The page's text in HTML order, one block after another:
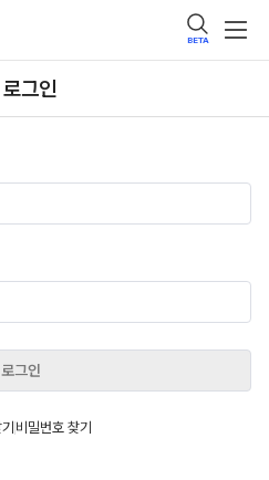
BETA
로그인
로그인
비밀번호 찾기